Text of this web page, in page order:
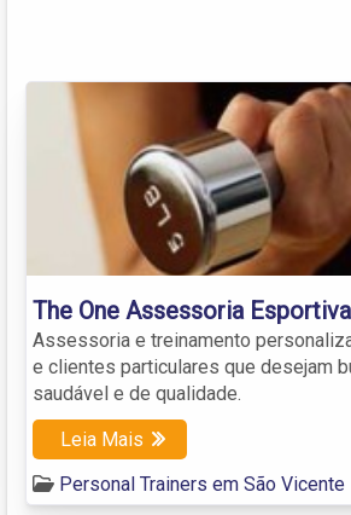
The One Assessoria Esportiva
Assessoria e treinamento
e clientes particulares que desejam
saudável e de qualidade.
Leia Mais
Personal Trainers em São Vicente